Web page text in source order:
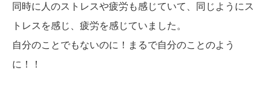
同時に人のストレスや疲労も感じていて、同じようにス
トレスを感じ、疲労を感じていました。
自分のことでもないのに！まるで自分のことのよう
に！！